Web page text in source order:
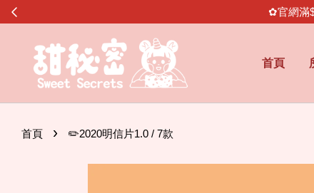
✿官網滿
首頁
首頁 › ✏️2020明信片1.0 / 7款